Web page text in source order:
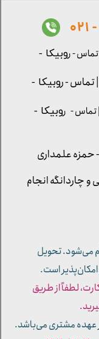
| تماس - روبیکا -
حمزه علمداری
می‌شود. تحویل
است.
لطفاً از طریق
عهده مشتری می‌باشد.
- روبیکا -
| تماس - روبیکا -
و چاردانگه انجام